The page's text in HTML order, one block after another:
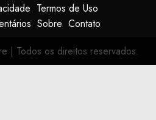
Termos de Uso
Sobre Contato
| Todos os direitos reservados.